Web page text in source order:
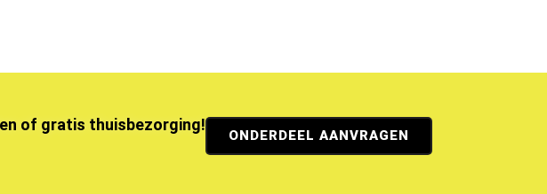
of gratis thuisbezorging!
ONDERDEEL AANVRAGEN